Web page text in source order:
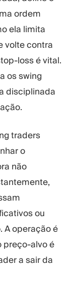
ordem
ela limita
volte contra
loss é vital.
os swing
disciplinada
traders
o
não
ou
A operação é
preço-alvo é
a sair da